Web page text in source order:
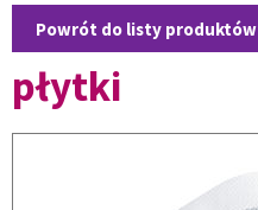
Powrót do listy produktów
płytki